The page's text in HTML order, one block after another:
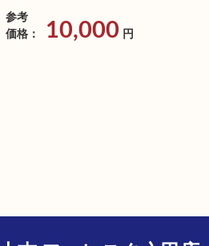
参考
価格：
10,000 円